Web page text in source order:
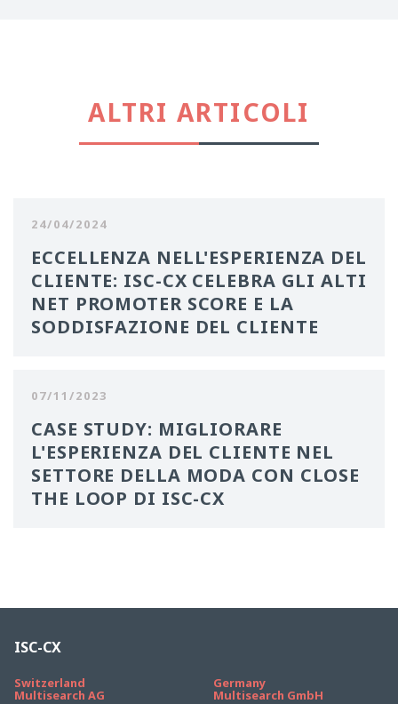
ALTRI ARTICOLI
24/04/2024
ECCELLENZA NELL'ESPERIENZA DEL
CLIENTE: ISC-CX CELEBRA GLI ALTI
NET PROMOTER SCORE E LA
SODDISFAZIONE DEL CLIENTE
07/11/2023
CASE STUDY: MIGLIORARE
L'ESPERIENZA DEL CLIENTE NEL
SETTORE DELLA MODA CON CLOSE
THE LOOP DI ISC-CX
ISC-CX
Switzerland
Multisearch AG
Germany
Multisearch GmbH